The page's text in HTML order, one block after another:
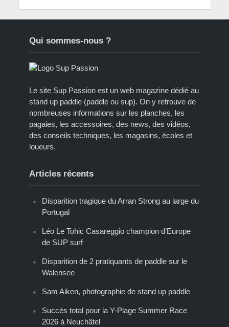
Qui sommes-nous ?
Le site Sup Passion est un web magazine dédié au
stand up paddle (paddle ou sup). On y retrouve de
nombreuses informations sur les planches, les
pagaies, les accessoires, des news, des vidéos,
des conseils techniques, les magasins, écoles et
loueurs.
Articles récents
Disparition tragique du Arran Strong au large du
Portugal
Léo Le Tohic Casareggio champion d’Europe
de SUP surf
Disparition de 2 pratiquants de paddle sur le
Walensee
Sam Aiken, photographie de stand up paddle
Succès total pour la Y-Plage Summer Race
2026 à Neuchâtel